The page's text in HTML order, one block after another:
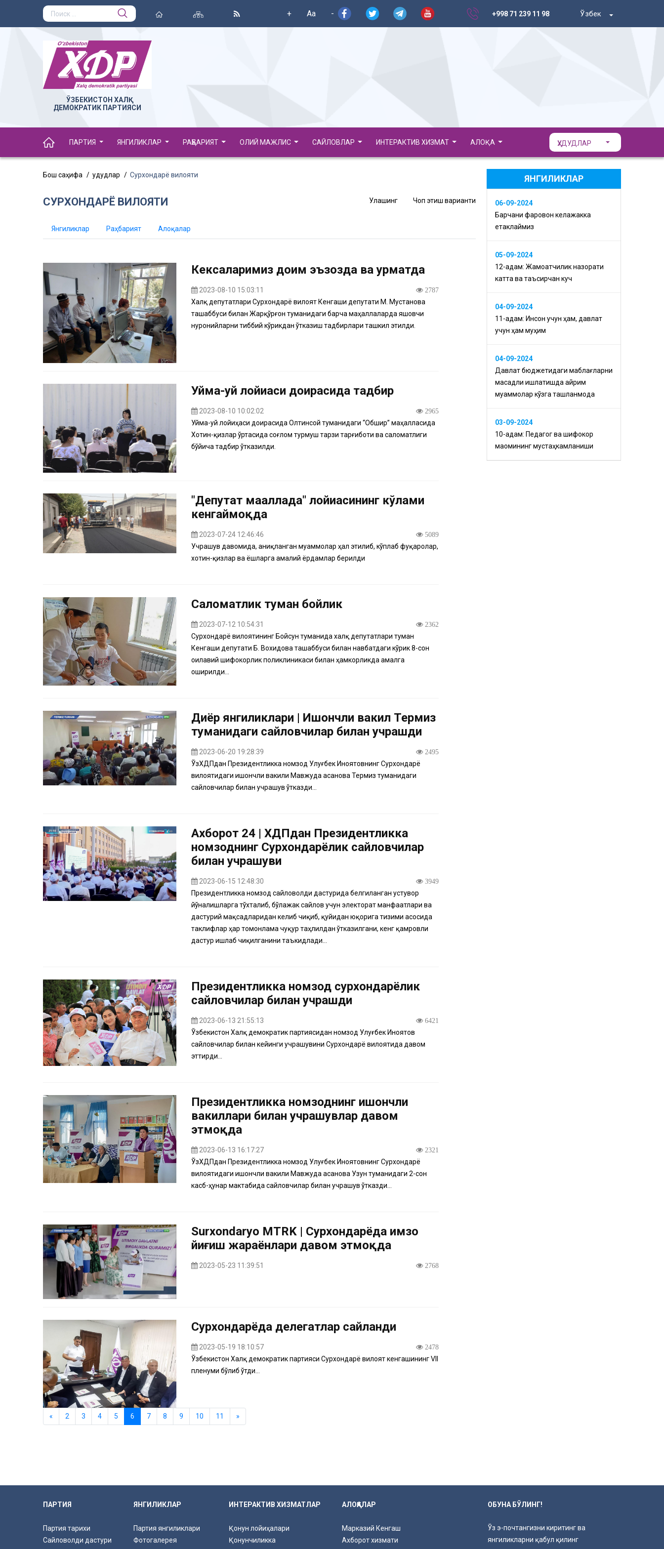
+ Aa - +998 71 239 11 98 Ўзбек
ЎЗБЕКИСТОН ХАЛҚ
ДЕМОКРАТИК ПАРТИЯСИ
ПАРТИЯ ЯНГИЛИКЛАР РАҲБАРИЯТ ОЛИЙ МАЖЛИС САЙЛОВЛАР ИНТЕРАКТИВ ХИЗМАТ АЛОҚА ҲУДУДЛАР
Бош саҳифа Ҳудудлар Сурхондарё вилояти
СУРХОНДАРЁ ВИЛОЯТИ Улашинг Чоп этиш варианти
Янгиликлар Раҳбарият Алоқалар
Кексаларимиз доим эъзозда ва ҳурматда
2023-08-10 15:03:11 2787
Халқ депутатлари Сурхондарё вилоят Кенгаши депутати М. Мустанова
ташаббуси билан Жарқўрғон туманидаги барча маҳаллаларда яшовчи
нуронийларни тиббий кўрикдан ўтказиш тадбирлари ташкил этилди.
Уйма-уй лойиҳаси доирасида тадбир
2023-08-10 10:02:02 2965
Уйма-уй лойиҳаси доирасида Олтинсой туманидаги “Обшир” маҳалласида
Хотин-қизлар ўртасида соғлом турмуш тарзи тарғиботи ва саломатлиги
бўйича тадбир ўтказилди.
"Депутат маҳаллада" лойиҳасининг кўлами
кенгаймоқда
2023-07-24 12:46:46 5089
Учрашув давомида, аниқланган муаммолар ҳал этилиб, кўплаб фуқаролар,
хотин-қизлар ва ёшларга амалий ёрдамлар берилди
Саломатлик туман бойлик
2023-07-12 10:54:31 2362
Сурхондарё вилоятининг Бойсун туманида халқ депутатлари туман
Кенгаши депутати Б. Вохидова ташаббуси билан навбатдаги кўрик 8-сон
оилавий шифокорлик поликлиникаси билан ҳамкорликда амалга
оширилди...
Диёр янгиликлари | Ишончли вакил Термиз
туманидаги сайловчилар билан учрашди
2023-06-20 19:28:39 2495
ЎзХДПдан Президентликка номзод Улуғбек Иноятовнинг Сурхондарё
вилоятидаги ишончли вакили Мавжуда Ҳасанова Термиз туманидаги
сайловчилар билан учрашув ўтказди...
Ахборот 24 | ХДПдан Президентликка
номзоднинг Сурхондарёлик сайловчилар
билан учрашуви
2023-06-15 12:48:30 3949
Президентликка номзод сайловолди дастурида белгиланган устувор
йўналишларга тўхталиб, бўлажак сайлов учун электорат манфаатлари ва
дастурий мақсадларидан келиб чиқиб, қуйидан юқорига тизими асосида
таклифлар ҳар томонлама чуқур таҳлилдан ўтказилгани, кенг қамровли
дастур ишлаб чиқилганини таъкидлади...
Президентликка номзод сурхондарёлик
сайловчилар билан учрашди
2023-06-13 21:55:13 6421
Ўзбекистон Халқ демократик партиясидан номзод Улуғбек Иноятов
сайловчилар билан кейинги учрашувини Сурхондарё вилоятида давом
эттирди...
Президентликка номзоднинг ишончли
вакиллари билан учрашувлар давом
этмоқда
2023-06-13 16:17:27 2321
ЎзХДПдан Президентликка номзод Улуғбек Иноятовнинг Сурхондарё
вилоятидаги ишончли вакили Мавжуда Ҳасанова Узун туманидаги 2-сон
касб-ҳунар мактабида сайловчилар билан учрашув ўтказди...
Surxondaryo MTRK | Сурхондарёда имзо
йиғиш жараёнлари давом этмоқда
2023-05-23 11:39:51 2768
Сурхондарёда делегатлар сайланди
2023-05-19 18:10:57 2478
Ўзбекистон Халқ демократик партияси Сурхондарё вилоят кенгашининг VII
пленуми бўлиб ўтди...
« 2 3 4 5 6 7 8 9 10 11 »
ЯНГИЛИКЛАР
06-09-2024
Барчани фаровон келажакка
етаклаймиз
05-09-2024
12-қадам: Жамоатчилик назорати
катта ва таъсирчан куч
04-09-2024
11-қадам: Инсон учун ҳам, давлат
учун ҳам муҳим
04-09-2024
Давлат бюджетидаги маблағларни
мақсадли ишлатишда айрим
муаммолар кўзга ташланмоқда
03-09-2024
10-қадам: Педагог ва шифокор
мақомининг мустаҳкамланиши
ПАРТИЯ
Партия тарихи
Сайловолди дастури
ЯНГИЛИКЛАР
Партия янгиликлари
Фотогалерея
ИНТЕРАКТИВ ХИЗМАТЛАР
Қонун лойиҳалари
Қонунчиликка
АЛОҚАЛАР
Марказий Кенгаш
Ахборот хизмати
ОБУНА БЎЛИНГ!
Ўз э-почтангизни киритинг ва
янгиликларни қабул қилинг